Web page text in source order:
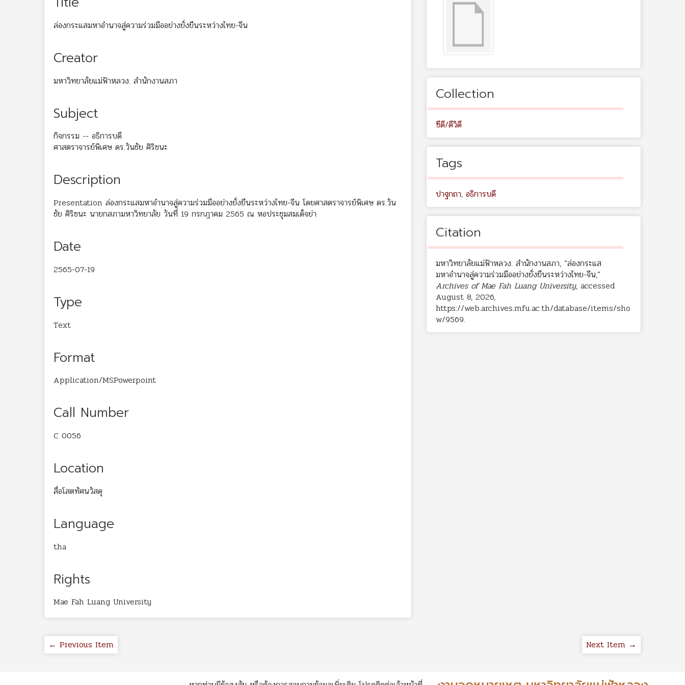
ล่องกระแสมหาอำนาจสู่ความร่วมมืออย่างยั่งยืนระหว่างไทย-จีน
Creator
มหาวิทยาลัยแม่ฟ้าหลวง. สำนักงานสภา
Subject
กิจกรรม -- อธิการบดี
ศาสตราจารย์พิเศษ ดร.วันชัย ศิริชนะ
Description
Presentation ล่องกระแสมหาอำนาจสู่ความร่วมมืออย่างยั่งยืนระหว่างไทย-จีน โดยศาสตราจารย์พิเศษ ดร.วัน
ชัย ศิริชนะ นายกสภามหาวิทยาลัย วันที่ 19 กรกฎาคม 2565 ณ หอประชุมสมเด็จย่า
Date
2565-07-19
Type
Text
Format
Application/MSPowerpoint
Call Number
C 0056
Location
สื่อโสตทัศนวัสดุ
Language
tha
Rights
Mae Fah Luang University
Collection
ซีดี/ดีวิดี
Tags
ปาฐกถา, อธิการบดี
Citation
มหาวิทยาลัยแม่ฟ้าหลวง. สำนักงานสภา, “ล่องกระแส
มหาอำนาจสู่ความร่วมมืออย่างยั่งยืนระหว่างไทย-จีน,”
Archives of Mae Fah Luang University, accessed
August 8, 2026,
https://web.archives.mfu.ac.th/database/items/sho
w/9569.
← Previous Item Next Item →